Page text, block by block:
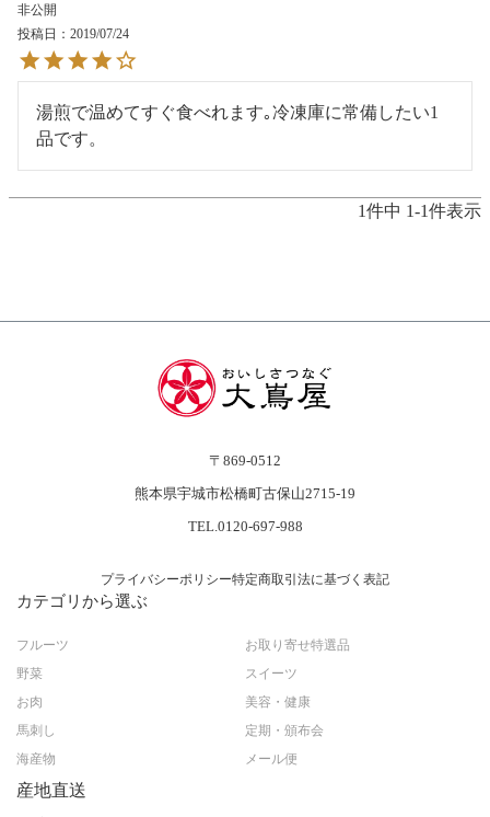
非公開
投稿日
2019/07/24
湯煎で温めてすぐ食べれます｡冷凍庫に常備したい1
品です。
1件中 1-1件表示
〒869-0512
熊本県宇城市松橋町古保山2715-19
TEL.0120-697-988
プライバシーポリシー特定商取引法に基づく表記
カテゴリから選ぶ
フルーツ
野菜
お肉
馬刺し
海産物
お取り寄せ特選品
スイーツ
美容・健康
定期・頒布会
メール便
産地直送